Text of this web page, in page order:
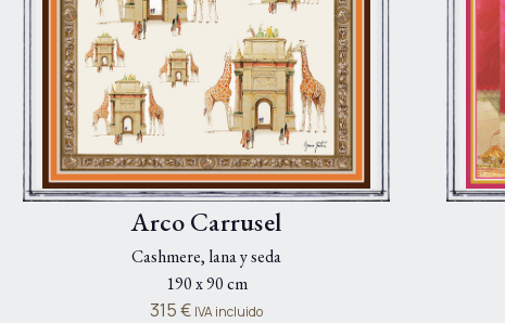
Arco Carrusel
Cashmere, lana y seda
190 x 90 cm
315€ IVA incluido